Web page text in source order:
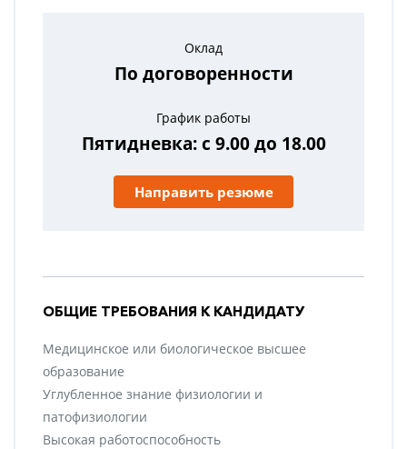
Оклад
По договоренности
График работы
Пятидневка: с 9.00 до 18.00
Направить резюме
ОБЩИЕ ТРЕБОВАНИЯ К КАНДИДАТУ
Медицинское или биологическое высшее
образование
Углубленное знание физиологии и
патофизиологии
Высокая работоспособность